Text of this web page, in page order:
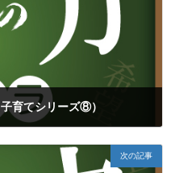
育てシリーズ⑧）
次の記事